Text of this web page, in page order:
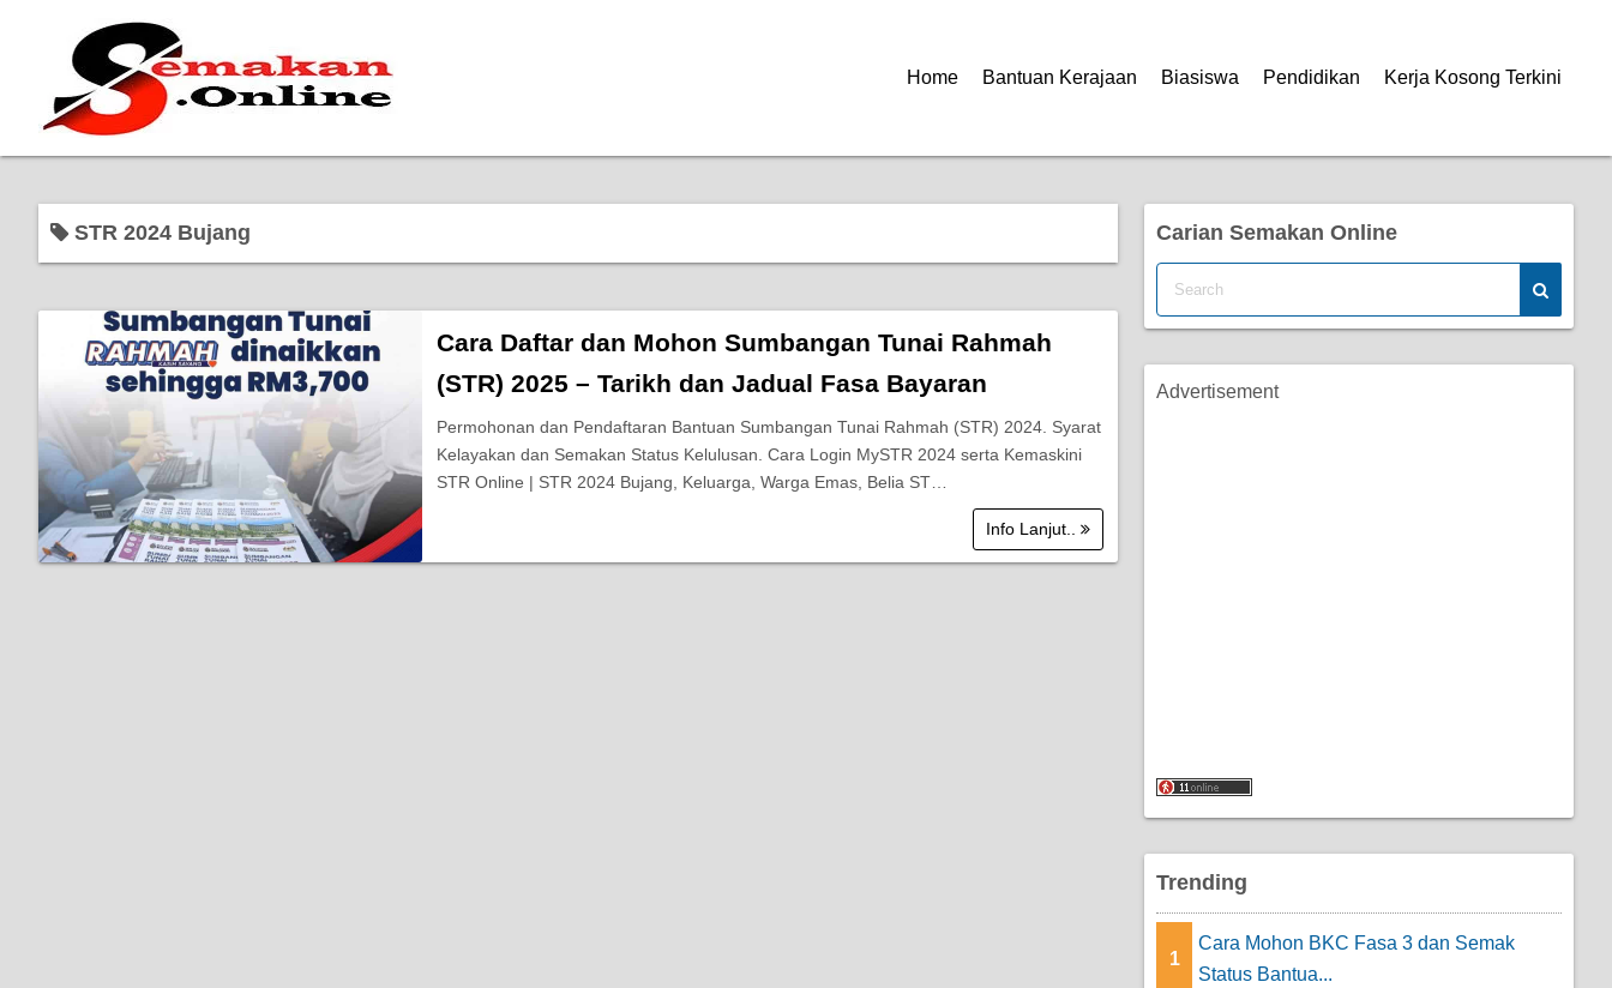
Home Bantuan Kerajaan Biasiswa Pendidikan Kerja Kosong Terkini
STR 2024 Bujang
Cara Daftar dan Mohon Sumbangan Tunai Rahmah
(STR) 2025 – Tarikh dan Jadual Fasa Bayaran
Permohonan dan Pendaftaran Bantuan Sumbangan Tunai Rahmah (STR) 2024. Syarat
Kelayakan dan Semakan Status Kelulusan. Cara Login MySTR 2024 serta Kemaskini
STR Online | STR 2024 Bujang, Keluarga, Warga Emas, Belia ST…
Info Lanjut..
Carian Semakan Online
Advertisement
Trending
1
Cara Mohon BKC Fasa 3 dan Semak
Status Bantua...